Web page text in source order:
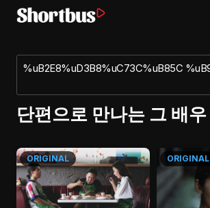
단편으로 만나는 그 배우
ORIGINAL ORIGINAL